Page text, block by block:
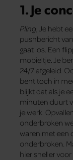
1. Je
Pling, Je hebt
pushbericht
gaat los. Een
mobieltje. Je
24/7 afgeleid.
bent toch in
blijkt dat als je
minuten duurt
je werk.
onderbroken
waren met een
onderbroken.
hier sneller